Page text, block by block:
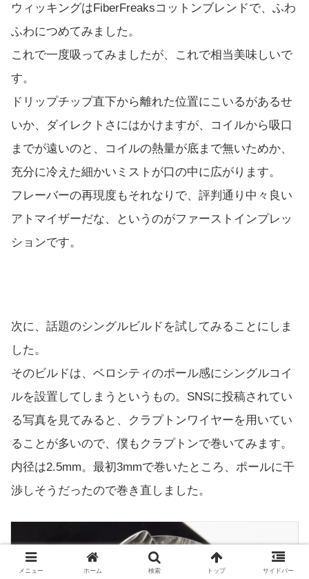
ウィッキングはFiberFreaksコットンブレンドで、ふわ
ふわにつめてみました。
これで一度吸ってみましたが、これで相当美味しいで
す。
ドリップチップ直下から離れた位置にこいるがあるせ
いか、ダイレクトさにはかけますが、コイルから吸口
までが遠いのと、コイルの熱量が底まで無いためか、
充分に冷えた細かいミストが口の中に広がります。
フレーバーの再現度もそれなりで、評判通り中々良い
アトマイザーだな、というのがファーストインプレッ
ションです。
次に、話題のシングルビルドを試してみることにしま
した。
そのビルドは、ベロシティのポール感にシングルコイ
ルを設置してしまうというもの。SNSに投稿されてい
る写真を見てみると、クラプトンワイヤーを用いてい
ることが多いので、僕もクラプトンで巻いてみます。
内径は2.5mm。最初3mmで巻いたところ、ポールに干
渉しそうだったので巻き直しました。
メニュー ホーム 検索 トップ サイドバー